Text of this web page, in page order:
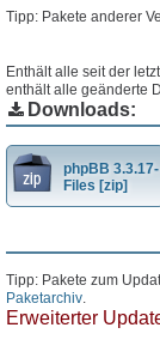
Tipp: Pakete anderer
Enthält alle seit der
enthält alle geänderte
Downloads:
phpBB 3.3.17-
Files [zip]
Tipp: Pakete zum
Paketarchiv.
Erweiterter